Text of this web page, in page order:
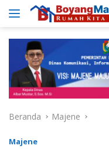
Langsung
Beranda Majene
Majene